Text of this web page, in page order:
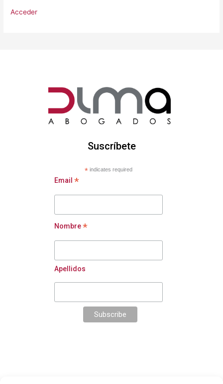
Acceder
Suscríbete
* indicates required
Email *
Nombre*
Apellidos